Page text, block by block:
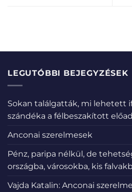
LEGUTÓBBI BEJEGYZÉSEK
Sokan találgatták, mi lehetett
szándéka a félbeszakított
Anconai szerelmesek
Pénz, paripa nélkül, de
országba, városokba, kis
Vajda Katalin: Anconai